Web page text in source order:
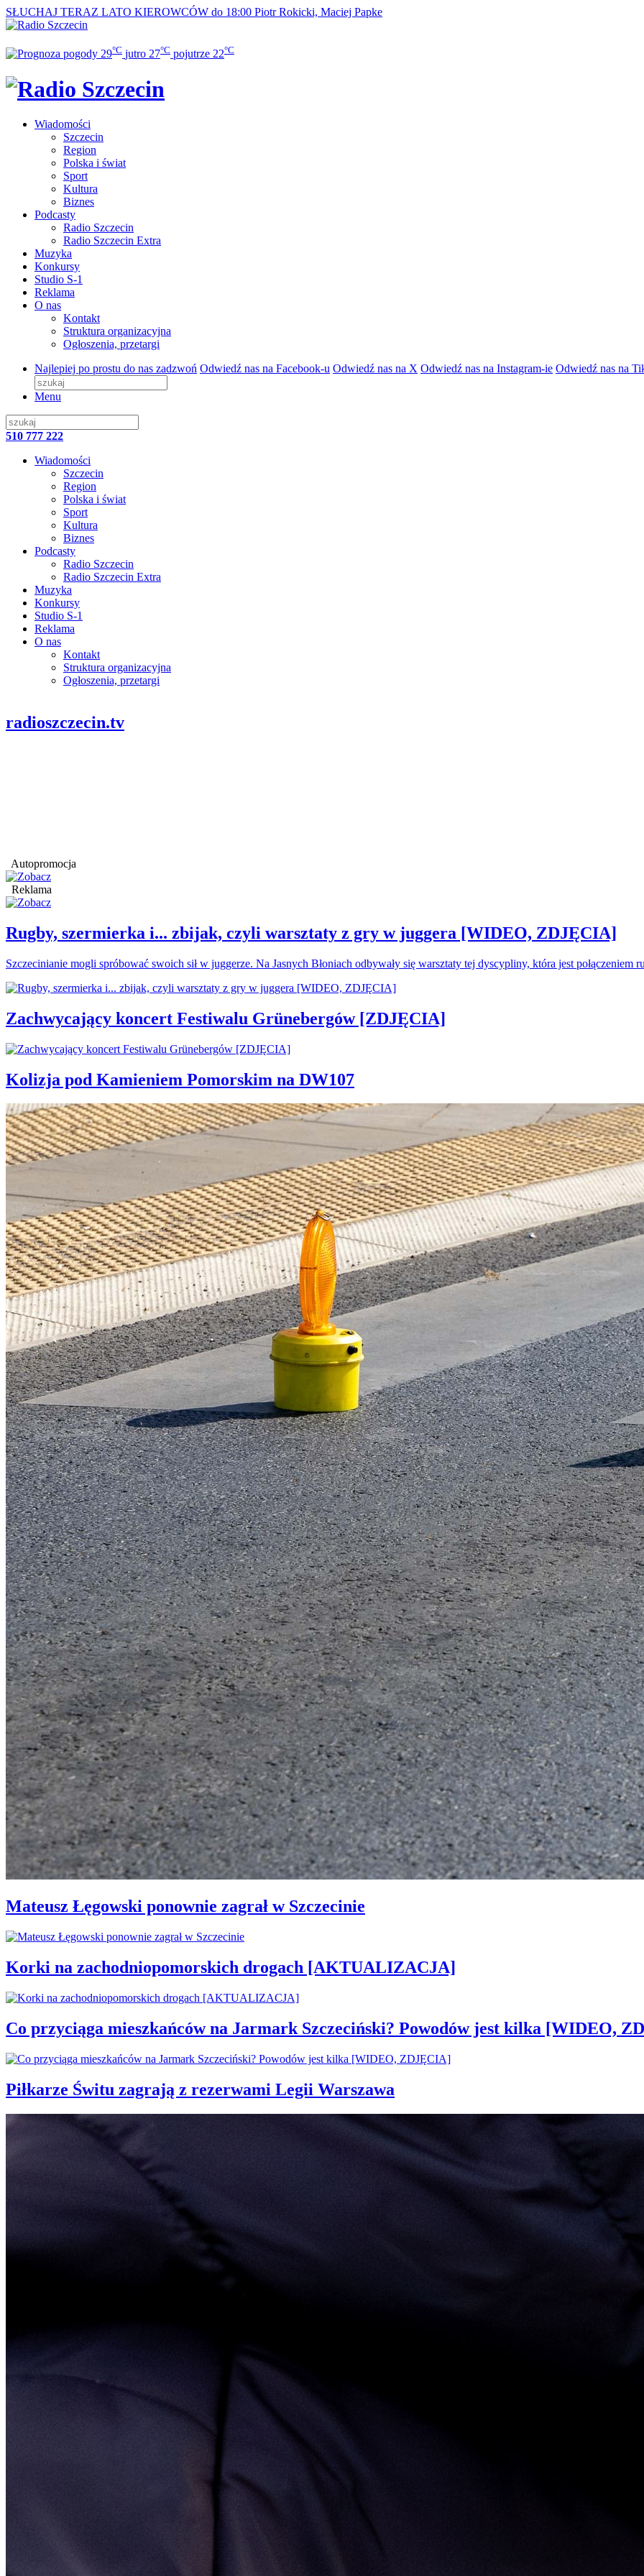
SŁUCHAJ TERAZ LATO KIEROWCÓW do 18:00 Piotr Rokicki, Maciej Papke
29°C jutro 27°C pojutrze 22°C
Wiadomości
Szczecin
Region
Polska i świat
Sport
Kultura
Biznes
Podcasty
Radio Szczecin
Radio Szczecin Extra
Muzyka
Konkursy
Studio S-1
Reklama
O nas
Kontakt
Struktura organizacyjna
Ogłoszenia, przetargi
Najlepiej po prostu do nas zadzwoń Odwiedź nas na Facebook-u Odwiedź nas na X Odwiedź nas na Instagram-ie Odwiedź nas na
Menu
510 777 222
Wiadomości
Szczecin
Region
Polska i świat
Sport
Kultura
Biznes
Podcasty
Radio Szczecin
Radio Szczecin Extra
Muzyka
Konkursy
Studio S-1
Reklama
O nas
Kontakt
Struktura organizacyjna
Ogłoszenia, przetargi
radioszczecin.tv
Autopromocja
Reklama
Rugby, szermierka i... zbijak, czyli warsztaty z gry w juggera [WIDEO, ZDJĘCIA]
Szczecinianie mogli spróbować swoich sił w juggerze. Na Jasnych Błoniach odbywały się warsztaty tej dyscypliny, która jest połączeniem
Zachwycający koncert Festiwalu Grünebergów [ZDJĘCIA]
Kolizja pod Kamieniem Pomorskim na DW107
Mateusz Łęgowski ponownie zagrał w Szczecinie
Korki na zachodniopomorskich drogach [AKTUALIZACJA]
Co przyciąga mieszkańców na Jarmark Szczeciński? Powodów jest kilka [WIDEO,
Piłkarze Świtu zagrają z rezerwami Legii Warszawa